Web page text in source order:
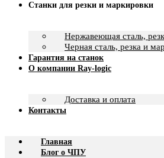
Станки для резки и маркировки
Нержавеющая сталь,
Черная сталь, резка и
Гарантия на станок
О компании Ray-logic
Доставка и оплата
Контакты
Главная
Блог о ЧПУ